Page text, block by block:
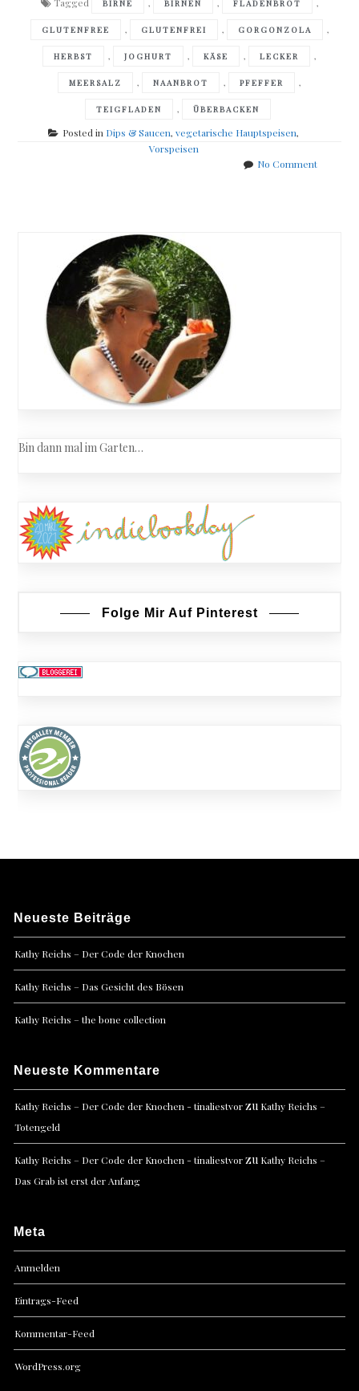
BIRNE BIRNEN FLADENBROT
GLUTENFREE , GLUTENFREI , GORGONZOLA ,
HERBST , JOGHURT , KÄSE , LECKER ,
MEERSALZ , NAANBROT , PFEFFER ,
TEIGFLADEN , ÜBERBACKEN
Posted in Dips & Saucen, vegetarische Hauptspeisen,
Vorspeisen
No Commenton
navigation
Bin dann mal im Garten…
Folge Mir Auf Pinterest
Neueste Beiträge
Kathy Reichs – Der Code der Knochen
Kathy Reichs – Das Gesicht des Bösen
Kathy Reichs – the bone collection
Neueste Kommentare
Kathy Reichs – Der Code der Knochen - tinaliestvorzu Kathy Reichs –
Totengeld
Kathy Reichs – Der Code der Knochen - tinaliestvorzu Kathy Reichs –
Das Grab ist erst der Anfang
Meta
Anmelden
Eintrags-Feed
Kommentar-Feed
WordPress.org